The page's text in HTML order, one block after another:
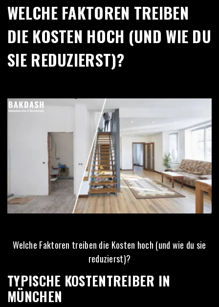
WELCHE FAKTOREN TREIBEN
DIE KOSTEN HOCH (UND WIE DU
SIE REDUZIERST)?
Welche Faktoren treiben die Kosten hoch (und wie du sie
reduzierst)?
TYPISCHE KOSTENTREIBER IN
MÜNCHEN